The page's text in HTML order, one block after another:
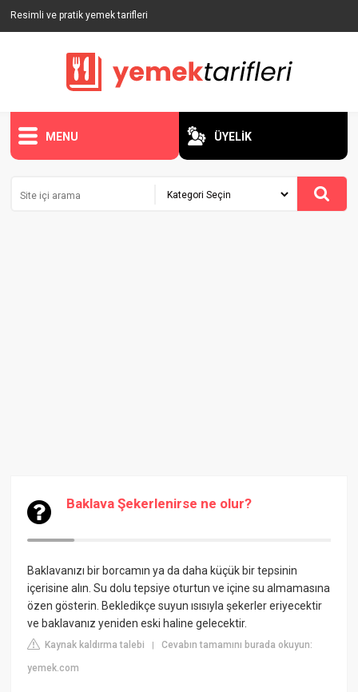
Resimli ve pratik yemek tarifleri
MENU ÜYELİK
Baklava Şekerlenirse ne olur?
Baklavanızı bir borcamın ya da daha küçük bir tepsinin
içerisine alın. Su dolu tepsiye oturtun ve içine su almamasına
özen gösterin. Bekledikçe suyun ısısıyla şekerler eriyecektir
ve baklavanız yeniden eski haline gelecektir.
Kaynak kaldırma talebi |Cevabın tamamını burada okuyun:
yemek.com